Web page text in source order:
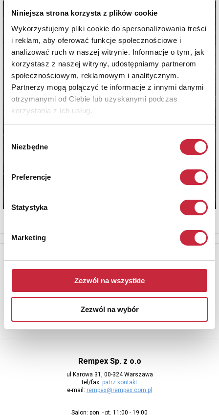
Niniejsza strona korzysta z plików cookie
Wykorzystujemy pliki cookie do spersonalizowania treści
i reklam, aby oferować funkcje społecznościowe i
analizować ruch w naszej witrynie. Informacje o tym, jak
korzystasz z naszej witryny, udostępniamy partnerom
społecznościowym, reklamowym i analitycznym.
Partnerzy mogą połączyć te informacje z innymi danymi
otrzymanymi od Ciebie lub uzyskanymi podczas
korzystania z ich usług.
Wybór
zgody
Niezbędne
Preferencje
Statystyka
Marketing
Zezwól na wszystkie
Zezwól na wybór
adres e-mail
Rempex Sp. z o.o
ul Karowa 31, 00-324 Warszawa
tel/fax: patrz kontakt
e-mail: rempex@rempex.com.pl
Salon: pon. - pt. 11:00 - 19:00